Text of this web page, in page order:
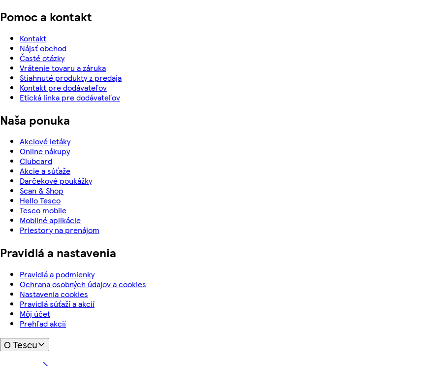
Pomoc a kontakt
Kontakt
Nájsť obchod
Časté otázky
Vrátenie tovaru a záruka
Stiahnuté produkty z predaja
Kontakt pre dodávateľov
Etická linka pre dodávateľov
Naša ponuka
Akciové letáky
Online nákupy
Clubcard
Akcie a súťaže
Darčekové poukážky
Scan & Shop
Hello Tesco
Tesco mobile
Mobilné aplikácie
Priestory na prenájom
Pravidlá a nastavenia
Pravidlá a podmienky
Ochrana osobných údajov a cookies
Nastavenia cookies
Pravidlá súťaží a akcií
Môj účet
Prehľad akcií
O Tescu